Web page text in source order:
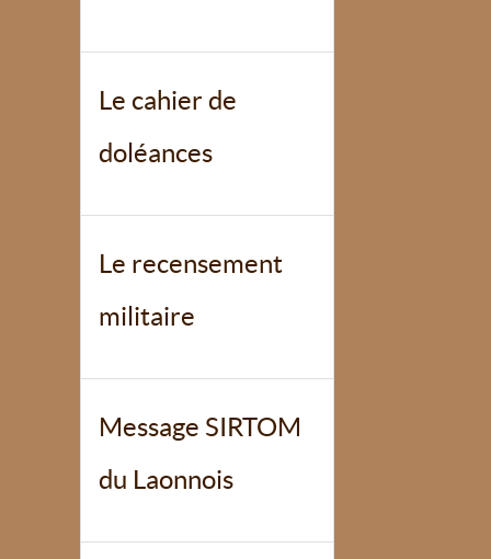
Le cahier de
doléances
Le recensement
militaire
Message SIRTOM
du Laonnois